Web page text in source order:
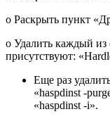
o Раскрыть пункт
o Удалить каждый
присутствуют:
Еще раз
«haspdinst -
«haspdinst -i».